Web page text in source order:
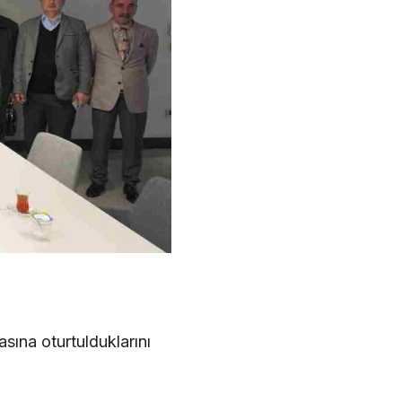
oturtulduklarını